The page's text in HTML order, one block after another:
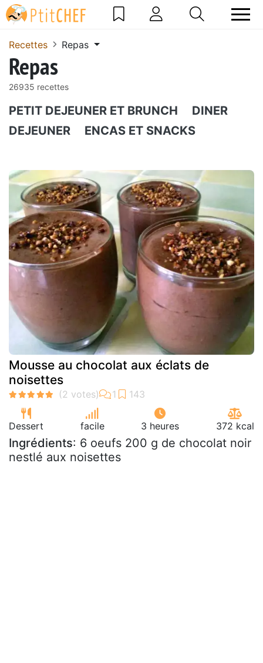
Recettes Repas
Repas
26935 recettes
PETIT DEJEUNER ET BRUNCH
DINER
DEJEUNER
ENCAS ET SNACKS
Mousse au chocolat aux éclats de
noisettes
Dessert facile 3 heures 372 kcal
Ingrédients: 6 oeufs 200 g de chocolat noir
nestlé aux noisettes